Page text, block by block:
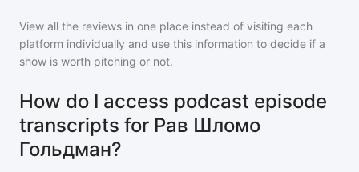
View all the reviews in one place instead of visiting each
platform individually and use this information to decide if a
show is worth pitching or not.
How do I access podcast episode
transcripts for Рав Шломо
Гольдман?